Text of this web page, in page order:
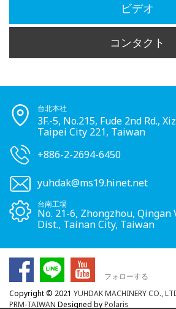
ビデオ
コンタクト
台北本社
3F.-5, No.215, Fude 2nd Rd.,
Taipei City 221, Taiwan
+886-2-2694-6450
yuhdak@ms19.hinet.net
台南工場
No. 21-6, Zhongzhou, Qingan
Dist., Tainan City, Taiwan
フォローする
Copyright © 2021 YUHDAK MACHINERY CO.,
PRM-TAIWAN Designed byPolaris